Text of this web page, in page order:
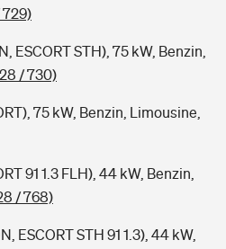
ESCORT STH), 75 kW, Benzin,
/ 730)
75 kW, Benzin, Limousine,
91 1.3 FLH), 44 kW, Benzin,
/ 768)
ESCORT STH 91 1.3), 44 kW,